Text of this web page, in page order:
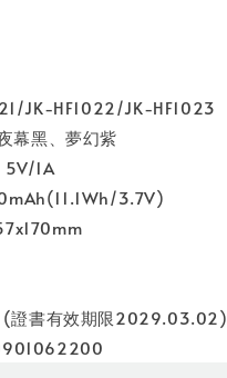
JK-HF1022/JK-HF1023
幕黑、夢幻紫
1A
3.7V)
證書有效期限2029.03.02)